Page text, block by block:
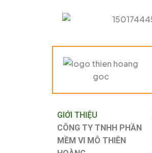
GIỚI THIỆU
CÔNG TY TNHH PHẦN
MỀM VI MÔ THIÊN